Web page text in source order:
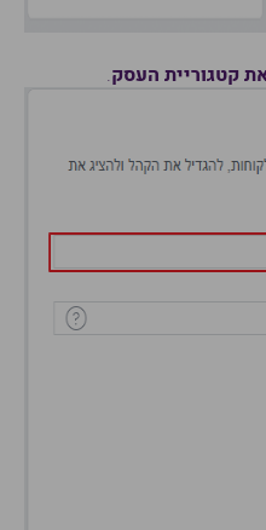
קטגוריית העסק.